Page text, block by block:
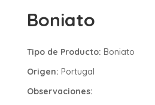
Boniato
Tipo de Producto: Boniato
Origen: Portugal
Observaciones: